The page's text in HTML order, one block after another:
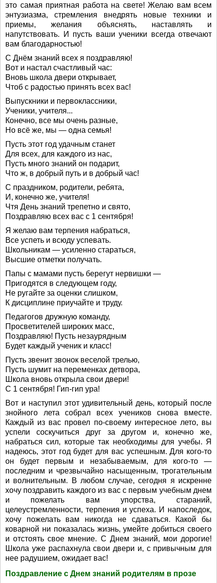
это самая приятная работа на свете! Желаю вам всем
энтузиазма, стремления внедрять новые техники и
приемы, желания объяснять, наставлять и
напутствовать. И пусть ваши ученики всегда отвечают
вам благодарностью!
С Днём знаний всех я поздравляю!
Вот и настал счастливый час:
Вновь школа двери открывает,
Чтоб с радостью принять всех вас!
Выпускники и первоклассники,
Ученики, учителя...
Конечно, все мы очень разные,
Но всё же, мы — одна семья!
Пусть этот год удачным станет
Для всех, для каждого из нас,
Пусть много знаний он подарит,
Что ж, в добрый путь и в добрый час!
С праздником, родители, ребята,
И, конечно же, учителя!
Чтя День знаний трепетно и свято,
Поздравляю всех вас с 1 сентября!
Я желаю вам терпения набраться,
Все успеть и всюду успевать.
Школьникам — усиленно стараться,
Высшие отметки получать.
Папы с мамами пусть берегут нервишки —
Пригодятся в следующем году,
Не ругайте за оценки слишком,
К дисциплине приучайте и труду.
Педагогов дружную команду,
Просветителей широких масс,
Поздравляю! Пусть незаурядным
Будет каждый ученик и класс!
Пусть звенит звонок веселой трелью,
Пусть шумит на переменках детвора,
Школа вновь открыла свои двери!
С 1 сентября! Гип-гип ура!
Вот и наступил этот удивительный день, который после
знойного лета собрал всех учеников снова вместе.
Каждый из вас провел по-своему интересное лето, вы
успели соскучиться друг за другом и, конечно же,
набраться сил, которые так необходимы для учебы. Я
надеюсь, этот год будет для вас успешным. Для кого-то
он будет первым и незабываемым, для кого-то —
последним и чрезвычайно насыщенным, трогательным
и волнительным. В любом случае, сегодня я искренне
хочу поздравить каждого из вас с первым учебным днем
и пожелать вам упорства, стараний,
целеустремленности, терпения и успеха. И напоследок,
хочу пожелать вам никогда не сдаваться. Какой бы
коварной ни показалась жизнь, умейте добиться своего
и отстоять свое мнение. С Днем знаний, мои дорогие!
Школа уже распахнула свои двери и, с привычным для
нее радушием, ожидает вас!
Поздравление с Днем знаний родителям в прозе